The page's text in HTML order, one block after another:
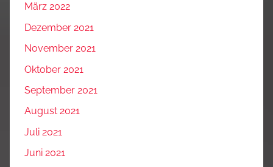
März 2022
Dezember 2021
November 2021
Oktober 2021
September 2021
August 2021
Juli 2021
Juni 2021